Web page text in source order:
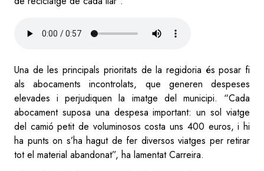
Una de les principals prioritats de la regidoria és posar fi
als abocaments incontrolats, que generen despeses
elevades i perjudiquen la imatge del municipi. “Cada
abocament suposa una despesa important: un sol viatge
del camió petit de voluminosos costa uns 400 euros, i hi
ha punts on s’ha hagut de fer diversos viatges per retirar
tot el material abandonat”, ha lamentat Carreira.